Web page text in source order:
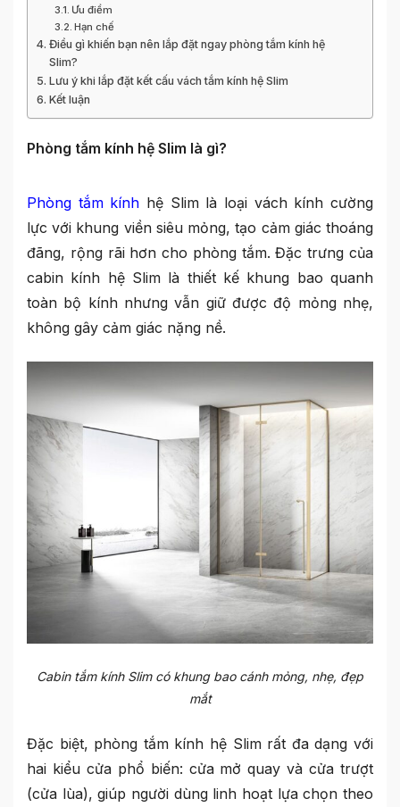
Ưu điểm
Hạn chế
Điều gì khiến bạn nên lắp đặt ngay phòng tắm kính hệ
Slim?
Lưu ý khi lắp đặt kết cấu vách tắm kính hệ Slim
Kết luận
Phòng tắm kính hệ Slim là gì?
Phòng tắm kính hệ Slim là loại vách kính cường
lực với khung viền siêu mỏng, tạo cảm giác thoáng
đãng, rộng rãi hơn cho phòng tắm. Đặc trưng của
cabin kính hệ Slim là thiết kế khung bao quanh
toàn bộ kính nhưng vẫn giữ được độ mỏng nhẹ,
không gây cảm giác nặng nề.
Cabin tắm kính Slim có khung bao cánh mỏng, nhẹ, đẹp
mắt
Đặc biệt, phòng tắm kính hệ Slim rất đa dạng với
hai kiểu cửa phổ biến: cửa mở quay và cửa trượt
(cửa lùa), giúp người dùng linh hoạt lựa chọn theo